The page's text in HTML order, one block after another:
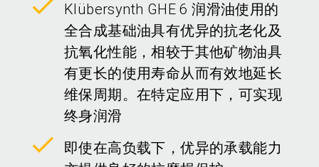
Klübersynth GHE 6 润滑油使用的
全合成基础油具有优异的抗老化及
抗氧化性能，相较于其他矿物油具
有更长的使用寿命从而有效地延长
维保周期。在特定应用下，可实现
终身润滑
即使在高负载下，优异的承载能力